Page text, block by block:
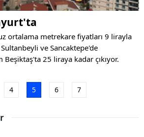
ortalama metrekare fiyatları 9 lirayla
ve Sancaktepe'de
25 liraya kadar çıkıyor.
4 5 6 7